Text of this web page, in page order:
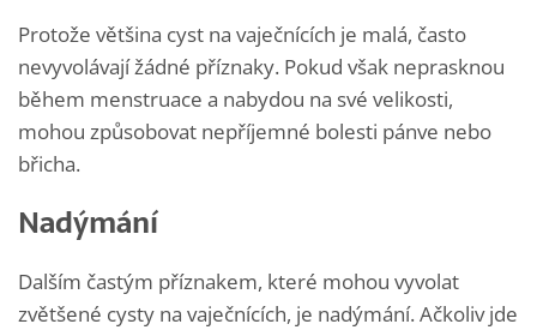
Protože většina cyst na vaječnících je malá, často
nevyvolávají žádné příznaky. Pokud však neprasknou
během menstruace a nabydou na své velikosti,
mohou způsobovat nepříjemné bolesti pánve nebo
břicha.
Nadýmání
Dalším častým příznakem, které mohou vyvolat
zvětšené cysty na vaječnících, je nadýmání. Ačkoliv jde